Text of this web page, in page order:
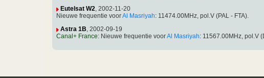
Eutelsat W2, 2002-11-20
Nieuwe frequentie voorAl Masriyah: 11474.00MHz, pol.V (PAL - FTA).
Astra 1B, 2002-09-19
Canal+ France: Nieuwe frequentie voorAl Masriyah: 11567.00MHz, pol.V